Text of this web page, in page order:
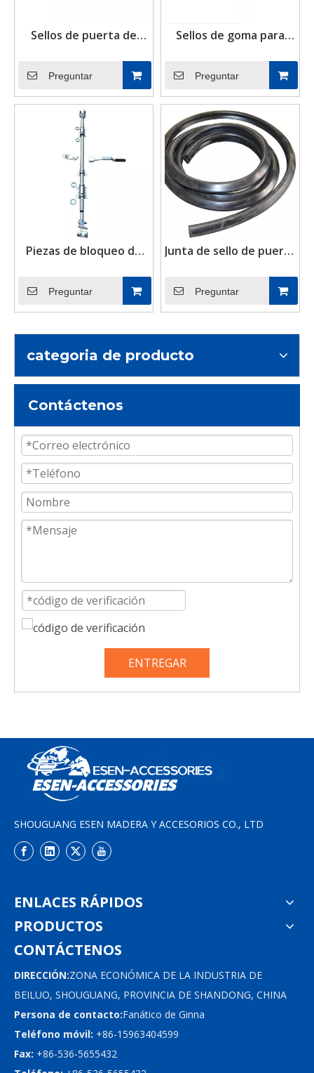
Sellos de puerta de
Junta de puerta de
contenedor
Preguntar
Sellos de goma para
contenedores de envío
Preguntar
Piezas de bloqueo de
de palanca de bloqueo
Preguntar
Junta de sello de puerta
contenedor de envío
Preguntar
categoria de producto
Contáctenos
ENTREGAR
SHOUGUANG ESEN MADERA Y ACCESORIOS CO., LTD
ENLACES RÁPIDOS
PRODUCTOS
CONTÁCTENOS
DIRECCIÓN:ZONA ECONÓMICA DE LA INDUSTRIA DE
BEILUO, SHOUGUANG, PROVINCIA DE SHANDONG, CHINA
Persona de contacto:Fanático de Ginna
Teléfono móvil: +86-15963404599
Fax: +86-536-5655432